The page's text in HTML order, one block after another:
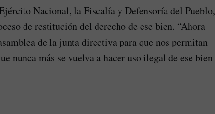
Nacional, la Fiscalía y Defensoría del Pueblo,
de restitución del derecho de ese bien. “Ahora
de la junta directiva para que nos permitan
nunca más se vuelva a hacer uso ilegal de ese bien